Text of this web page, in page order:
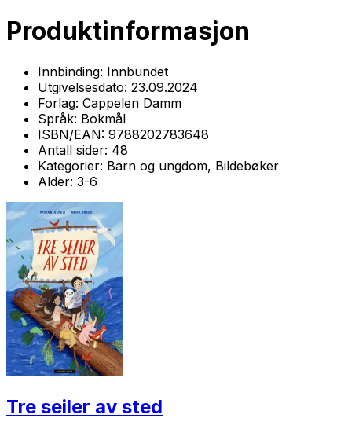
Produktinformasjon
Innbinding: Innbundet
Utgivelsesdato: 23.09.2024
Forlag: Cappelen Damm
Språk: Bokmål
ISBN/EAN: 9788202783648
Antall sider: 48
Kategorier: Barn og ungdom, Bildebøker
Alder: 3-6
Tre seiler av sted